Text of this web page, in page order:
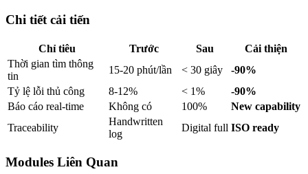
Chi tiết cải tiến
Chỉ tiêu Trước Sau
Cải thiện
Thời gian tìm thông
tin
15-20 phút/lần < 30 giây
-90%
Tỷ lệ lỗi thủ công
8-12% < 1%
-90%
Báo cáo real-time
Không có 100%
New capability
Traceability
Handwritten
log
Digital full ISO ready
Modules Liên Quan